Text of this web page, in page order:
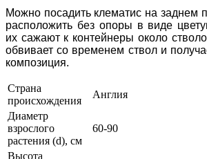
Можно посадить клематис на заднем
расположить без опоры в виде
их сажают к контейнеры около
обвивает со временем ствол и
композиция.
Страна
происхождения
Англия
Диаметр
взрослого
растения (d), см
60-90
Высота